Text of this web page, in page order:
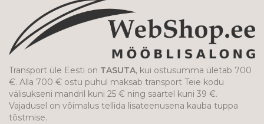
Transport üle Eesti on TASUTA, kui ostusumma ületab 700
€. Alla 700 € ostu puhul maksab transport Teie kodu
välisukseni mandril kuni 25 € ning saartel kuni 39 €.
Vajadusel on võimalus tellida lisateenusena kauba tuppa
tõstmise.